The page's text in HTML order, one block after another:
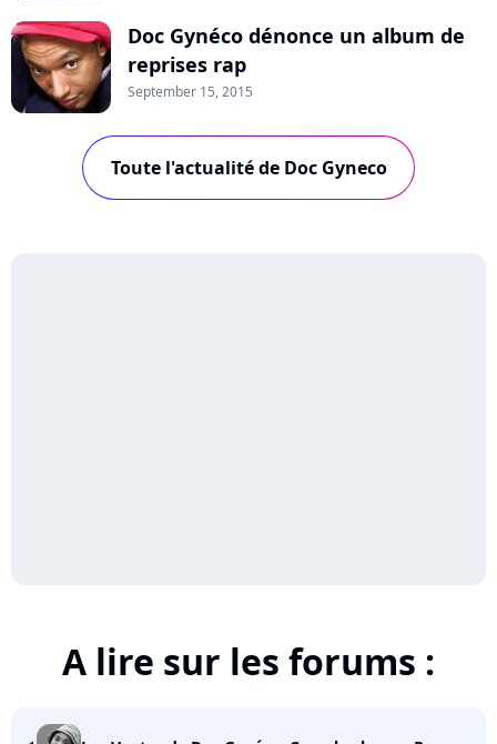
Doc Gynéco dénonce un album de
reprises rap
September 15, 2015
Toute l'actualité de Doc Gyneco
A lire sur les forums :